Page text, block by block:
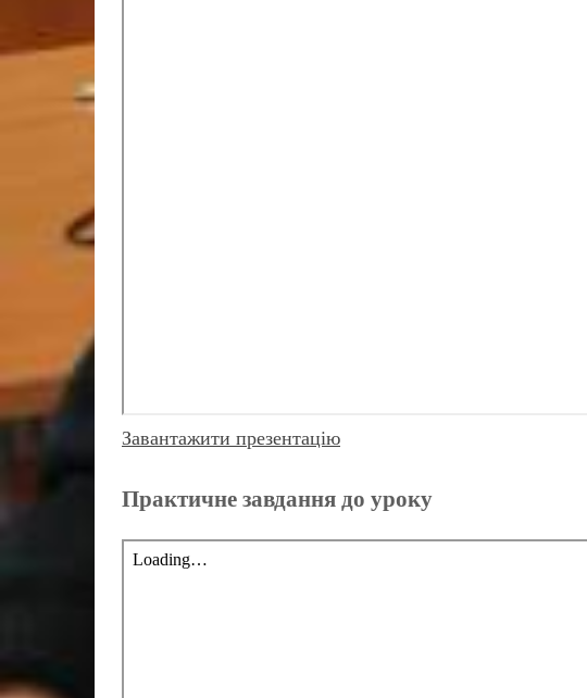
Завантажити презентацію
Практичне завдання до уроку